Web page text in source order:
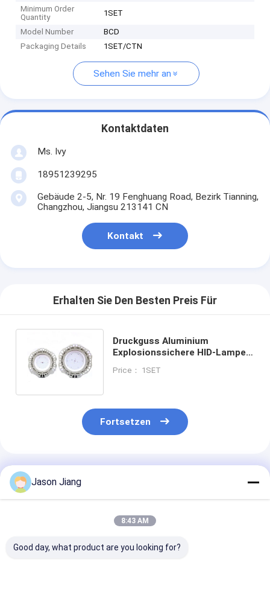
Minimum Order
Quantity
1SET
Model Number
BCD
Packaging Details
1SET/CTN
Sehen Sie mehr an
Kontaktdaten
Ms. Ivy
18951239295
Gebäude 2-5, Nr. 19 Fenghuang Road, Bezirk Tianning,
Changzhou, Jiangsu 213141 CN
Kontakt
Erhalten Sie Den Besten Preis Für
Druckguss Aluminium
Explosionssichere HID-Lampe
Glas
Price： 1SET
Fortsetzen
Empfohlene Produkte
Jason Jiang
8:43 AM
Good day, what product are you looking for?